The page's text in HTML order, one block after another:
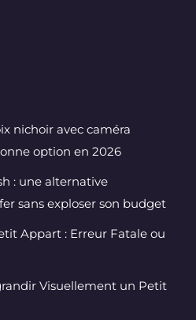
nichoir avec caméra
option en 2026
: une alternative
sans exploser son budget
Appart : Erreur Fatale ou
Visuellement un Petit